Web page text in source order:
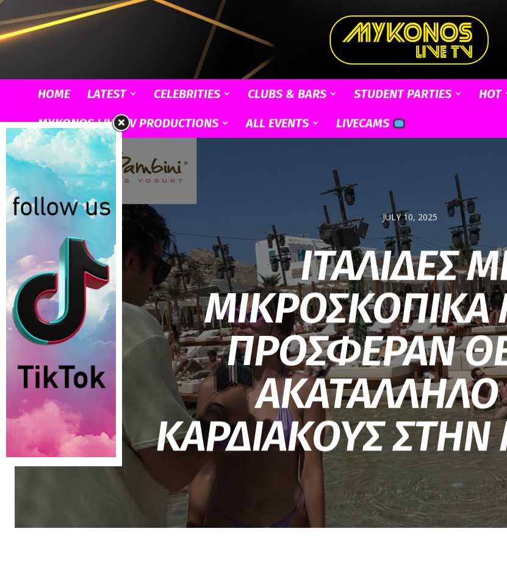
TV
HOME LATEST CELEBRITIES CLUBS & BARS STUDENT PARTIES HOT
MYKONOS LIVE TV PRODUCTIONS
ALL EVENTS LIVECAMS
JULY 10, 2025
ΙΤΑΛΙΔΕΣ
ΜΙΚΡΟΣΚΟΠΙΚΑ
ΠΡΟΣΦΕΡΑΝ
ΑΚΑΤΑΛΛΗΛΟ
ΚΑΡΔΙΑΚΟΥΣ